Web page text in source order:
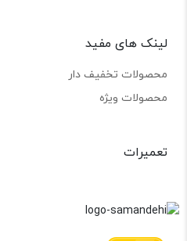
لینک های مفید
محصولات تخفیف دار
محصولات ویژه
تعمیرات